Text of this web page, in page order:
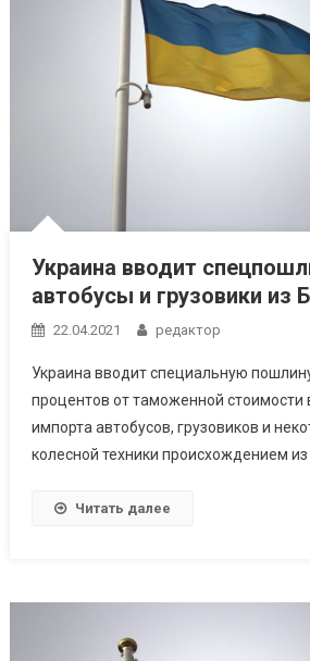
Украина вводит
автобусы и грузовики из
22.04.2021 редактор
Украина вводит специальную
процентов от таможенной стоимости
импорта автобусов, грузовиков и
колесной техники происхождением из
Читать далее